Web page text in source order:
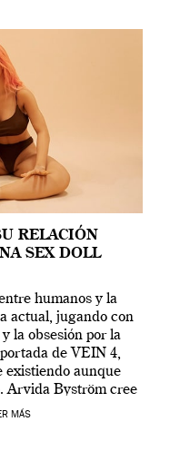
RELACIÓN
SEX DOLL
humanos y la
actual, jugando con
la obsesión por la
de VEIN 4,
existiendo aunque
Arvida Byström cree
complejo […]
MÁS